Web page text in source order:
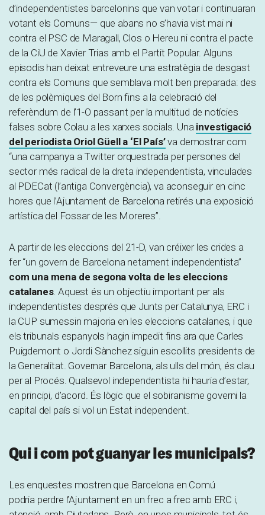
d’independentistes barcelonins que van votar i continuaran
votant els Comuns— que abans no s’havia vist mai ni
contra el PSC de Maragall, Clos o Hereu ni contra el pacte
de la CiU de Xavier Trias amb el Partit Popular. Alguns
episodis han deixat entreveure una estratègia de desgast
contra els Comuns que semblava molt ben preparada: des
de les polèmiques del Born fins a la celebració del
referèndum de l’1-O passant per la multitud de notícies
falses sobre Colau a les xarxes socials. Una investigació
del periodista Oriol Güell a ‘El País’va demostrar com
“una campanya a Twitter orquestrada per persones del
sector més radical de la dreta independentista, vinculades
al PDECat (l’antiga Convergència), va aconseguir en cinc
hores que l’Ajuntament de Barcelona retirés una exposició
artística del Fossar de les Moreres”.
A partir de les eleccions del 21-D, van créixer les crides a
fer “un govern de Barcelona netament independentista”
com una mena de segona volta de les eleccions
catalanes. Aquest és un objectiu important per als
independentistes després que Junts per Catalunya, ERC i
la CUP sumessin majoria en les eleccions catalanes, i que
els tribunals espanyols hagin impedit fins ara que Carles
Puigdemont o Jordi Sànchez siguin escollits presidents de
la Generalitat. Governar Barcelona, als ulls del món, és clau
per al Procés. Qualsevol independentista hi hauria d’estar,
en principi, d’acord. És lògic que el sobiranisme governi la
capital del país si vol un Estat independent.
Qui i com pot guanyar les municipals?
Les enquestes mostren que Barcelona en Comú
podria perdre l’Ajuntament en un frec a frec amb ERC i,